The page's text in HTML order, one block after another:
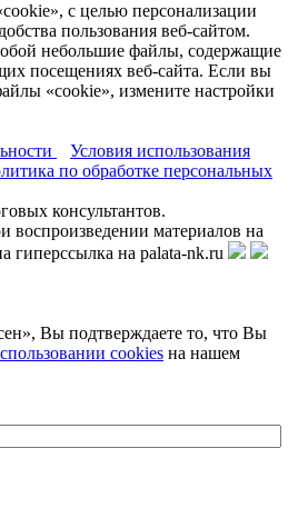
с целью персонализации
пользования веб-сайтом.
небольшие файлы, содержащие
посещениях веб-сайта. Если вы
«cookie», измените настройки
Условия использования
по обработке персональных
консультантов.
материалов на
гиперссылка на palata-nk.ru
Вы подтверждаете то, что Вы
cookies на нашем